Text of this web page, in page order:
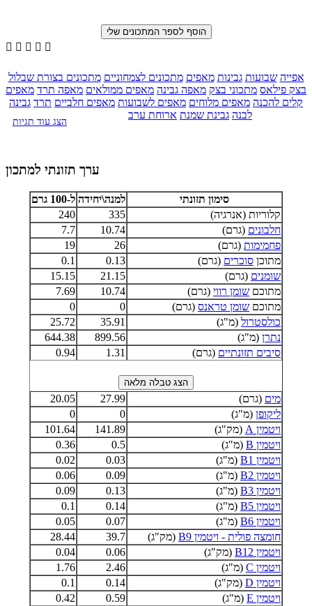
    
אפייה שבועות גבינות מאפים מתכונים לצמחוניים מתכונים בצורת שבלול
בצק פילאס מתכוני בצק מאפה גבינה מאפים ממולאים מאפה תרד מאפים
קלים להכנה מאפים מלוחים מאפים לשבועות מאפים חלביים תרד גבינה
לבנה גבינת שמנת ארוחת ערב
הצג עוד תגיות
ערך תזונתי למתכון
סימון תזונתי למנה\יחידה ל-100 גרם
קלוריות (אנרגיה)
335
240
חלבונים (גרם) 10.74
7.7
פחמימות (גרם) 26
19
מתוכן סוכרים (גרם) 0.13
0.1
שומנים (גרם) 21.15
15.15
מתוכם שומן רווי (גרם) 10.74
7.69
מתוכם שומן טראנס (גרם) 0
0
כולסטרול (מ"ג) 35.91
25.72
נתרן (מ"ג) 899.56
644.38
סיבים תזונתיים (גרם) 1.31
0.94
מים (גרם) 27.99
20.05
ליקופן (מ"ג) 0
0
ויטמין A
(מק"ג) 141.89
101.64
ויטמין B
(מ"ג) 0.5
0.36
ויטמין B1
(מ"ג) 0.03
0.02
ויטמין B2
(מ"ג) 0.09
0.06
ויטמין B3
(מ"ג) 0.13
0.09
ויטמין B5
(מ"ג) 0.14
0.1
ויטמין B6
(מ"ג) 0.07
0.05
חומצה פולית - ויטמין B9
(מק"ג) 39.7
28.44
ויטמין B12
(מק"ג) 0.06
0.04
ויטמין C
(מ"ג) 2.46
1.76
ויטמין D
(מק"ג) 0.14
0.1
ויטמין E
(מ"ג) 0.59
0.42